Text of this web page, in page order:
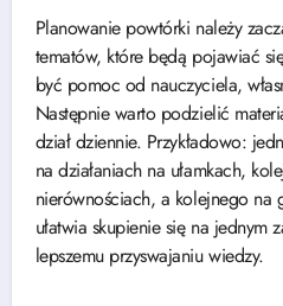
Planowanie powtórki należy
tematów, które będą pojawiać
być pomoc od nauczyciela,
Następnie warto podzielić
dział dziennie. Przykładowo:
na działaniach na ułamkach,
nierównościach, a kolejnego na
ułatwia skupienie się na jednym
lepszemu przyswajaniu wiedzy.